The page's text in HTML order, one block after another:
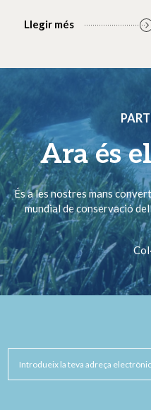
Llegir més
Ara és
És a les nostres mans
mundial de conservació